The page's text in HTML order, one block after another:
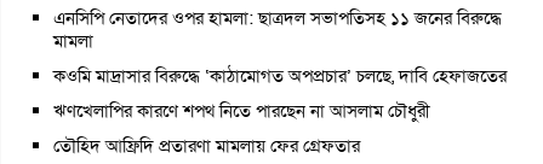
এনসিপি নেতাদের ওপর হামলা: ছাত্রদল সভাপতিসহ ১১ জনের বিরুদ্ধে
মামলা
কওমি মাদ্রাসার বিরুদ্ধে ‘কাঠামোগত অপপ্রচার’ চলছে, দাবি হেফাজতের
ঋণখেলাপির কারণে শপথ নিতে পারছেন না আসলাম চৌধুরী
তৌহিদ আফ্রিদি প্রতারণা মামলায় ফের গ্রেফতার